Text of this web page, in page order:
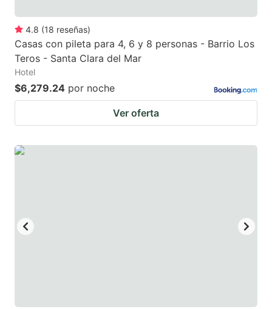
4.8 (18 reseñas)
Casas con pileta para 4, 6 y 8 personas - Barrio Los
Teros - Santa Clara del Mar
Hotel
$6,279.24 por noche
Ver oferta